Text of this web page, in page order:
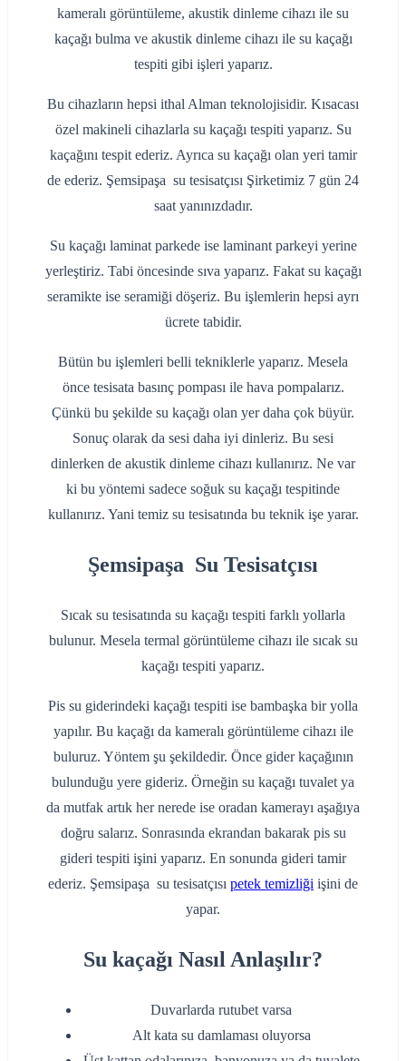
kameralı görüntüleme, akustik dinleme cihazı ile su
kaçağı bulma ve akustik dinleme cihazı ile su kaçağı
tespiti gibi işleri yaparız.
Bu cihazların hepsi ithal Alman teknolojisidir. Kısacası
özel makineli cihazlarla su kaçağı tespiti yaparız. Su
kaçağını tespit ederiz. Ayrıca su kaçağı olan yeri tamir
de ederiz. Şemsipaşa su tesisatçısı Şirketimiz 7 gün 24
saat yanınızdadır.
Su kaçağı laminat parkede ise laminant parkeyi yerine
yerleştiriz. Tabi öncesinde sıva yaparız. Fakat su kaçağı
seramikte ise seramiği döşeriz. Bu işlemlerin hepsi ayrı
ücrete tabidir.
Bütün bu işlemleri belli tekniklerle yaparız. Mesela
önce tesisata basınç pompası ile hava pompalarız.
Çünkü bu şekilde su kaçağı olan yer daha çok büyür.
Sonuç olarak da sesi daha iyi dinleriz. Bu sesi
dinlerken de akustik dinleme cihazı kullanırız. Ne var
ki bu yöntemi sadece soğuk su kaçağı tespitinde
kullanırız. Yani temiz su tesisatında bu teknik işe yarar.
Şemsipaşa Su Tesisatçısı
Sıcak su tesisatında su kaçağı tespiti farklı yollarla
bulunur. Mesela termal görüntüleme cihazı ile sıcak su
kaçağı tespiti yaparız.
Pis su giderindeki kaçağı tespiti ise bambaşka bir yolla
yapılır. Bu kaçağı da kameralı görüntüleme cihazı ile
buluruz. Yöntem şu şekildedir. Önce gider kaçağının
bulunduğu yere gideriz. Örneğin su kaçağı tuvalet ya
da mutfak artık her nerede ise oradan kamerayı aşağıya
doğru salarız. Sonrasında ekrandan bakarak pis su
gideri tespiti işini yaparız. En sonunda gideri tamir
ederiz. Şemsipaşa su tesisatçısı petek temizliği işini de
yapar.
Su kaçağı Nasıl Anlaşılır?
Duvarlarda rutubet varsa
Alt kata su damlaması oluyorsa